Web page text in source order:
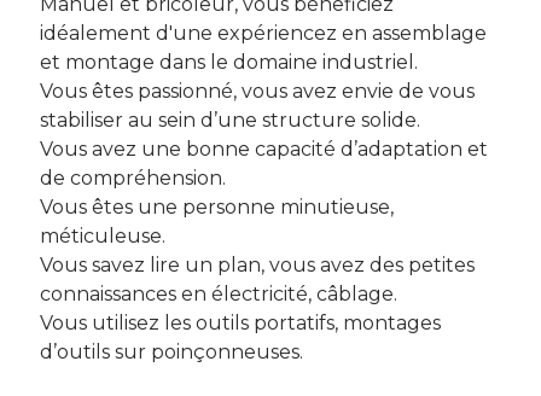
idéalement d'une expériencez en assemblage
et montage dans le domaine industriel.
Vous êtes passionné, vous avez envie de vous
stabiliser au sein d’une structure solide.
Vous avez une bonne capacité d’adaptation et
de compréhension.
Vous êtes une personne minutieuse,
méticuleuse.
Vous savez lire un plan, vous avez des petites
connaissances en électricité, câblage.
Vous utilisez les outils portatifs, montages
d’outils sur poinçonneuses.